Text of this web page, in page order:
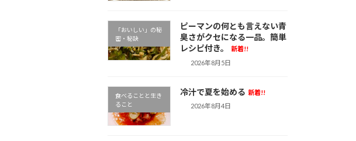
「おいしい」の秘
密・秘訣
ピーマンの何とも言えない青
臭さがクセになる一品。簡単
レシピ付き。
新着!!
2026年8月5日
食べることと生き
ること
冷汁で夏を始める 新着!!
2026年8月4日